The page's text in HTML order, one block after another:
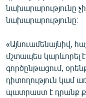
նախարարությունը
նախարարությունը։
«Այնուամենայնիվ,
մշտապես կարևորել
գործընթացում,
դիտողություն կամ
պատրաստ է դրանք